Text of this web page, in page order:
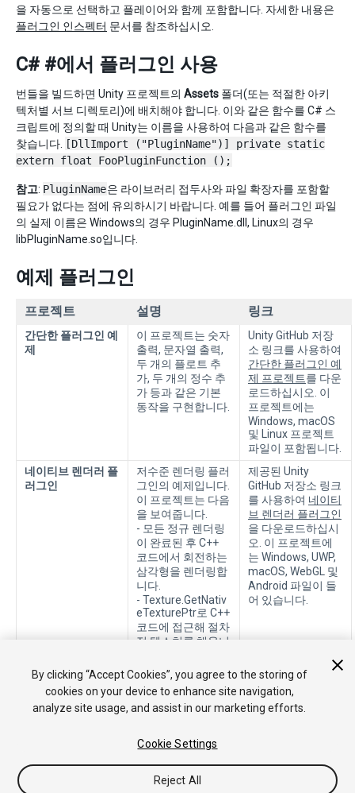
을 자동으로 선택하고 플레이어와 함께 포함합니다. 자세한 내용은
플러그인 인스펙터 문서를 참조하십시오.
C# #에서 플러그인 사용
번들을 빌드하면 Unity 프로젝트의 Assets 폴더(또는 적절한 아키
텍처별 서브 디렉토리)에 배치해야 합니다. 이와 같은 함수를 C# 스
크립트에 정의할 때 Unity는 이름을 사용하여 다음과 같은 함수를
찾습니다.
[DllImport ("PluginName")] private static
extern float FooPluginFunction ();
참고: PluginName은 라이브러리 접두사와 파일 확장자를 포함할
필요가 없다는 점에 유의하시기 바랍니다. 예를 들어 플러그인 파일
의 실제 이름은 Windows의 경우 PluginName.dll, Linux의 경우
libPluginName.so입니다.
예제 플러그인
프로젝트 설명 링크
간단한 플러그인 예
제
이 프로젝트는 숫자
출력, 문자열 출력,
두 개의 플로트 추
가, 두 개의 정수 추
가 등과 같은 기본
동작을 구현합니다.
Unity GitHub 저장
소 링크를 사용하여
간단한 플러그인 예
제 프로젝트를 다운
로드하십시오. 이
프로젝트에는
Windows, macOS
및 Linux 프로젝트
파일이 포함됩니다.
네이티브 렌더러 플
러그인
저수준 렌더링 플러
그인의 예제입니다.
이 프로젝트는 다음
을 보여줍니다.
- 모든 정규 렌더링
이 완료된 후 C++
코드에서 회전하는
삼각형을 렌더링합
니다.
- Texture.GetNativ
eTexturePtr로 C++
코드에 접근해 절차
적 텍스처를 채웁니
제공된 Unity
GitHub 저장소 링크
를 사용하여 네이티
브 렌더러 플러그인
을 다운로드하십시
오. 이 프로젝트에
는 Windows, UWP,
macOS, WebGL 및
Android 파일이 들
어 있습니다.
Copyright © 2020 Unity Technologies. Publication 2019.2
By clicking “Accept Cookies”, you agree to the storing of
cookies on your device to enhance site navigation,
analyze site usage, and assist in our marketing efforts.
Cookie Settings
Reject All